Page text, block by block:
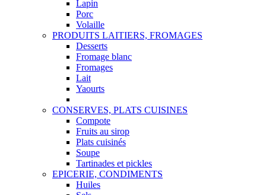
Lapin
Porc
Volaille
PRODUITS LAITIERS, FROMAGES
Desserts
Fromage blanc
Fromages
Lait
Yaourts
CONSERVES, PLATS CUISINES
Compote
Fruits au sirop
Plats cuisinés
Soupe
Tartinades et pickles
EPICERIE, CONDIMENTS
Huiles